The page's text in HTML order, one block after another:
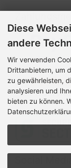
Diese
andere
Wir verwenden
Drittanbietern, um
zu gewährleisten,
analysieren und
bieten zu können.